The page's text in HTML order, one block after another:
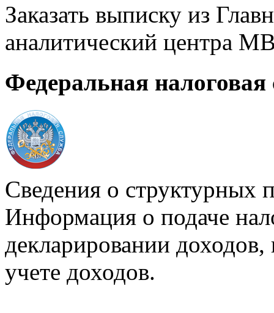
Заказать выписку из
аналитический центра
Федеральная налоговая
Сведения о структурных
Информация о подаче
декларировании доходов,
учете доходов.